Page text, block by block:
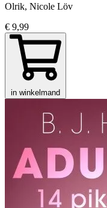
Olrik, Nicole Löv
€ 9,99
in winkelmand